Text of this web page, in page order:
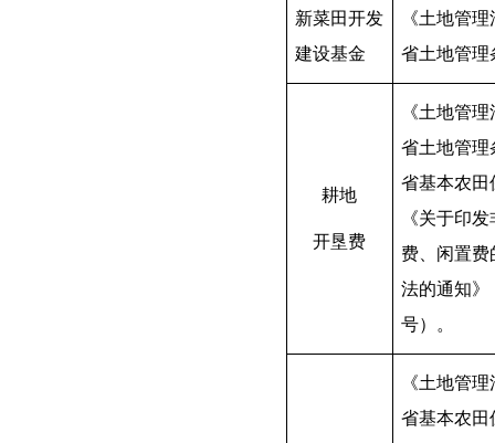
新菜田开发
建设基金
《土地管
省土地管理
耕地
开垦费
《土地管
省土地管理
省基本农田
《关于印
费、闲置费
法的通知》
号）。
《土地管
省基本农田